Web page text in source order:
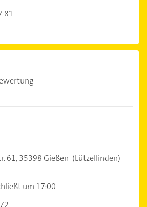
81
61,35398 Gießen (Lützellinden)
um 17:00